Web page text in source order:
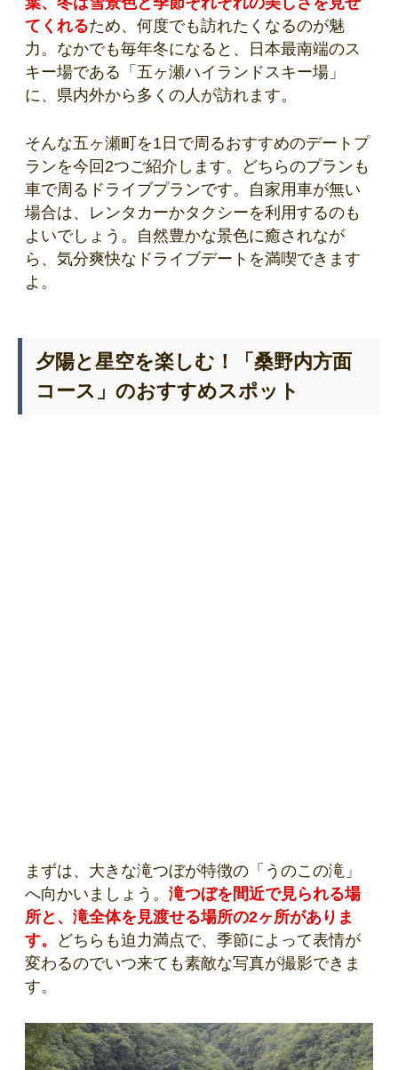
てくれるため、何度でも訪れたくなるのが魅
力。なかでも毎年冬になると、日本最南端のス
キー場である「五ヶ瀬ハイランドスキー場」
に、県内外から多くの人が訪れます。
そんな五ヶ瀬町を1日で周るおすすめのデートプ
ランを今回2つご紹介します。どちらのプランも
車で周るドライブプランです。自家用車が無い
場合は、レンタカーかタクシーを利用するのも
よいでしょう。自然豊かな景色に癒されなが
ら、気分爽快なドライブデートを満喫できます
よ。
夕陽と星空を楽しむ！「桑野内方面
コース」のおすすめスポット
まずは、大きな滝つぼが特徴の「うのこの滝」
へ向かいましょう。 滝つぼを間近で見られる場
所と、滝全体を見渡せる場所の2ヶ所がありま
す。 どちらも迫力満点で、季節によって表情が
変わるのでいつ来ても素敵な写真が撮影できま
す。